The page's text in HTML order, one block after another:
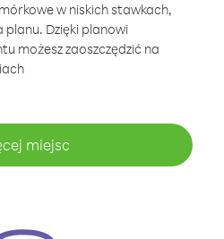
w niskich stawkach,
Dzięki planowi
możesz zaoszczędzić na
miejsc